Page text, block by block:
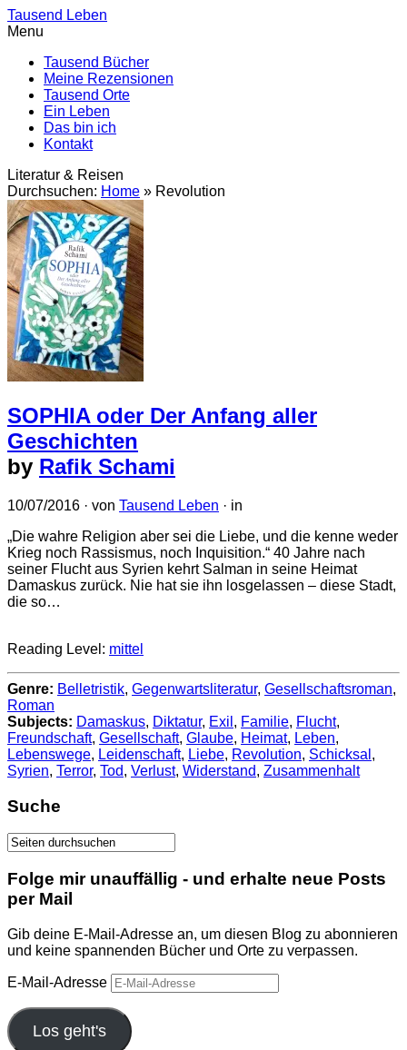
Tausend Leben
Menu
Tausend Bücher
Meine Rezensionen
Tausend Orte
Ein Leben
Das bin ich
Kontakt
Literatur & Reisen
Durchsuchen: Home » Revolution
SOPHIA oder Der Anfang aller
Geschichten
by Rafik Schami
10/07/2016 · von Tausend Leben · in
„Die wahre Religion aber sei die Liebe, und die kenne weder
Krieg noch Rassismus, noch Inquisition.“ 40 Jahre nach
seiner Flucht aus Syrien kehrt Salman in seine Heimat
Damaskus zurück. Nie hat sie ihn losgelassen – diese Stadt,
die so…
Reading Level: mittel
Genre: Belletristik, Gegenwartsliteratur, Gesellschaftsroman,
Roman
Subjects: Damaskus, Diktatur, Exil , Familie, Flucht,
Freundschaft, Gesellschaft, Glaube, Heimat, Leben,
Lebenswege, Leidenschaft, Liebe, Revolution, Schicksal ,
Syrien, Terror, Tod, Verlust, Widerstand, Zusammenhalt
Suche
Folge mir unauffällig - und erhalte neue Posts
per Mail
Gib deine E-Mail-Adresse an, um diesen Blog zu abonnieren
und keine spannenden Bücher und Orte zu verpassen.
E-Mail-Adresse
Los geht's